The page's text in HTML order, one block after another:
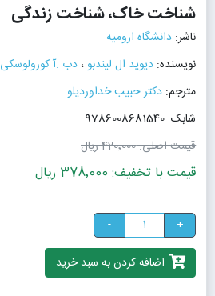
شناخت خاک، شناخت زندگی
ناشر: دانشگاه ارومیه
نویسنده: دیوید ال لیندبو ،دب .آ کوزولوسکی
مترجم: دکتر حبیب خداوردیلو
شابک: 9786008681540
قیمت اصلی:420٬000 ریال
قیمت با تخفیف: 378٬000 ریال
+
-
اضافه کردن به سبد خرید